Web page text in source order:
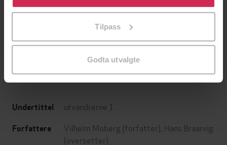
tilpasse ditt samtykke til spesifikke formål ved å klikke
Tilpass
Godta utvalgte
199,-
Jo Nesbø
349,-
Jørn Lier Horst
Undertittel utvandrerne 1
Forfattere Vilhelm Moberg (forfatter), Hans Braarvig
(oversetter)